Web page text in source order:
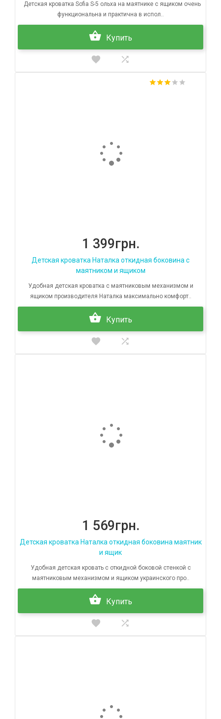
Детская кроватка Sofia S-5 ольха на маятнике с ящиком очень
функциональна и практична в испол..
Купить
1 399грн.
Детская кроватка Наталка откидная боковина с
маятником и ящиком
Удобная детская кроватка с маятниковым механизмом и
ящиком производителя Наталка максимально комфорт..
Купить
1 569грн.
Детская кроватка Наталка откидная боковина маятник
и ящик
Удобная детская кровать c откидной боковой стенкой с
маятниковым механизмом и ящиком украинского про..
Купить